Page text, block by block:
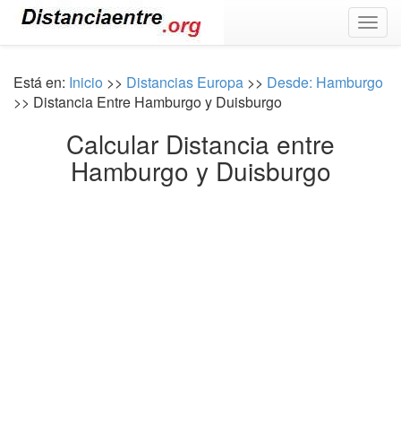
Está en: Inicio >> Distancias Europa >> Desde: Hamburgo
>> Distancia Entre Hamburgo y Duisburgo
Calcular Distancia entre
Hamburgo y Duisburgo